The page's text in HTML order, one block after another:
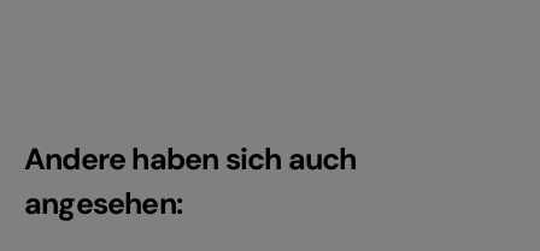
Andere haben sich auch
angesehen: